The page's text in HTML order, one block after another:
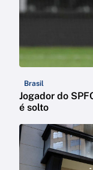
Brasil
Jogador do
é solto